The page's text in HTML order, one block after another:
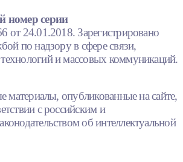
номер серии
24.01.2018. Зарегистрировано
по надзору в сфере связи,
и массовых коммуникаций.
материалы, опубликованные на сайте,
с российским и
об интеллектуальной